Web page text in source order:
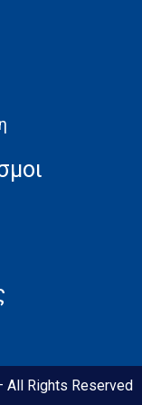
All Rights Reserved